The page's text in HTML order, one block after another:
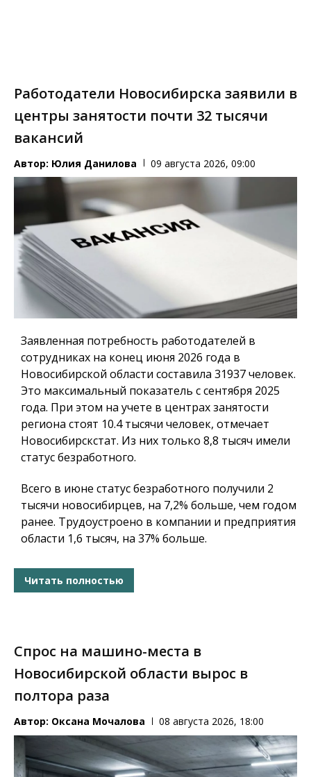
Работодатели Новосибирска заявили в
центры занятости почти 32 тысячи
вакансий
Автор: Юлия Данилова 09 августа 2026, 09:00
Заявленная потребность работодателей в
сотрудниках на конец июня 2026 года в
Новосибирской области составила 31937 человек.
Это максимальный показатель с сентября 2025
года. При этом на учете в центрах занятости
региона стоят 10.4 тысячи человек, отмечает
Новосибирскстат. Из них только 8,8 тысяч имели
статус безработного.
Всего в июне статус безработного получили 2
тысячи новосибирцев, на 7,2% больше, чем годом
ранее. Трудоустроено в компании и предприятия
области 1,6 тысяч, на 37% больше.
Читать полностью
Спрос на машино-места в
Новосибирской области вырос в
полтора раза
Автор: Оксана Мочалова 08 августа 2026, 18:00